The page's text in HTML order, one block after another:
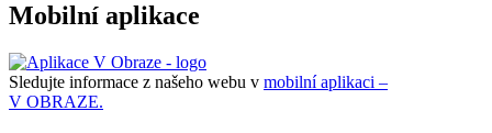
Mobilní aplikace
Sledujte informace z našeho webu v mobilní aplikaci –
V OBRAZE.